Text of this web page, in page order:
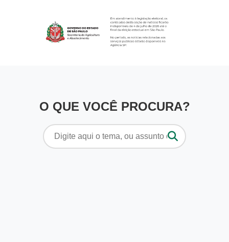
O QUE VOCÊ PROCURA?
Pesquisar
por: